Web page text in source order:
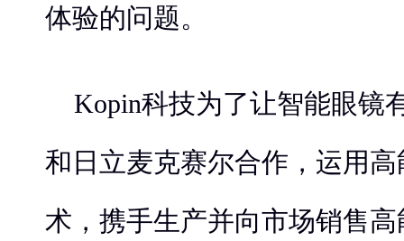
体验的问题。
Kopin科技为了让智能眼镜
和日立麦克赛尔合作，运用
术，携手生产并向市场销售